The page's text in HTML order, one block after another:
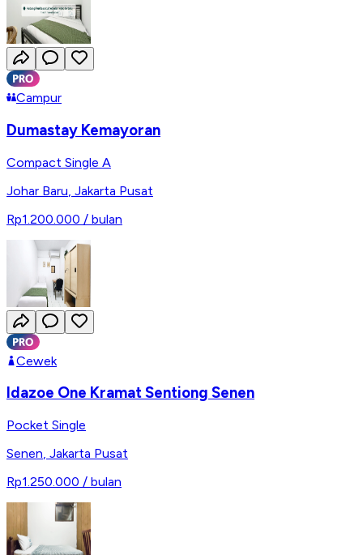
Campur
Dumastay Kemayoran
Compact Single A
Johar Baru Jakarta Pusat
Rp1.200.000 / bulan
Cewek
Idazoe One Kramat Sentiong Senen
Pocket Single
Senen, Jakarta Pusat
Rp1.250.000 / bulan